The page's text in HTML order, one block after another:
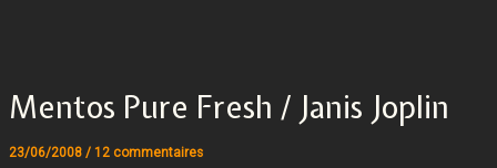
Mentos Pure Fresh / Janis Joplin
23/06/2008 / 12 commentaires